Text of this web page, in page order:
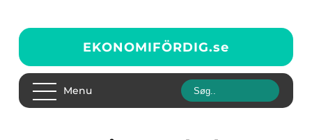
EKONOMIFÖRDIG.se
Menu